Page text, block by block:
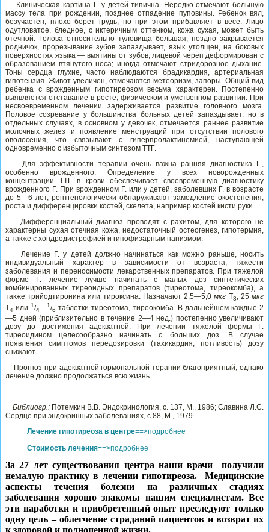
Клиническая картина Г. у детей типична. Нередко отмечают большую
массу тела при рождении, позднее отпадение пуповины. Ребенок вял,
безучастен, плохо берет грудь, но при этом прибавляет в весе. Лицо
одутловатое, бледное, с иктеричным оттенком, кожа сухая, может быть
отечной. Голова относительно туловища большая, поздно закрывается
родничок, прорезывание зубов запаздывает, язык утолщен, на боковых
поверхностях языка — вмятины от зубов, лицевой череп деформирован с
образованием втянутого носа; иногда отмечают стридорозное дыхание.
Тоны сердца глухие, часто наблюдаются брадикардия, артериальная
гипотензия. Живот увеличен, отмечаются метеоризм, запоры. Общий вид
ребенка с врожденным гипотиреозом весьма характерен. Постепенно
выявляется отставание в росте, физическом и умственном развитии. При
несвоевременном лечении задерживается развитие головного мозга.
Половое созревание у большинства больных детей запаздывает, но в
отдельных случаях, в основном у девочек, отмечается раннее развитие
молочных желез и появление менструаций при отсутствии полового
оволосения, что связывают с гиперпролактинемией, наступающей
одновременно с избыточным синтезом ТТГ.
Для эффективности терапии очень важна ранняя диагностика Г.,
особенно врожденного. Определение у всех новорожденных
концентрации ТТГ в крови обеспечивает своевременную диагностику
врожденного Г. При врожденном Г. или у детей, заболевших Г. в возрасте
до 5—6 лет, рентгенологически обнаруживают замедление окостенения,
роста и дифференцировки костей, скелета, например костей кисти руки.
Дифференциальный диагноз проводят с рахитом, для которого не
характерны сухая отечная кожа, недостаточный остеогенез, гипотермия,
а также с хондродистрофией и гипофизарным нанизмом.
Лечение Г. у детей должно начинаться как можно раньше, носить
индивидуальный характер в зависимости от возраста, тяжести
заболевания и переносимости лекарственных препаратов. При тяжелой
форме Г. лечение лучше начинать с малых доз синтетических
комбинированных тиреоидных препаратов (тиреотома, тиреокомба), а
также трийодтиронина или тироксина. Назначают 2,5—5,0мкг Т3, 25мкг
Т4 или 1/4—1/6 таблетки тиреотома, тиреокомба. В дальнейшем каждые 2
—5 дней (приблизительно в течение 2—4 нед.) постепенно увеличивают
дозу до достижения адекватной. При лечении тяжелой формы Г.
тиреоидином целесообразно начинать с больших доз. В случае
появления симптомов передозировки (тахикардия, потливость) дозу
снижают.
Прогноз при адекватной гормональной терапии благоприятный, однако
лечение должно продолжаться всю жизнь.
Библиогр.: Потемкин В.В. Эндокринология, с. 137, М., 1986; Славина Л.С.
Сердце при эндокринных заболеваниях, с 88, М., 1979.
Лечение гипотиреоза в центре==>подробнее
Стоимость лечения==>подробнее
За 27 лет существования центра наши врачи
получили
немалую практику в лечении гипотиреоза.
Медицинские
аспекты течения болезни на различных стадиях
заболевания хорошо знакомы нашим специалистам. Все
эти наработки и приобретенный опыт преследуют только
одну цель – облегчение страданий пациентов и возврат их
к здоровой и полноценной жизни.